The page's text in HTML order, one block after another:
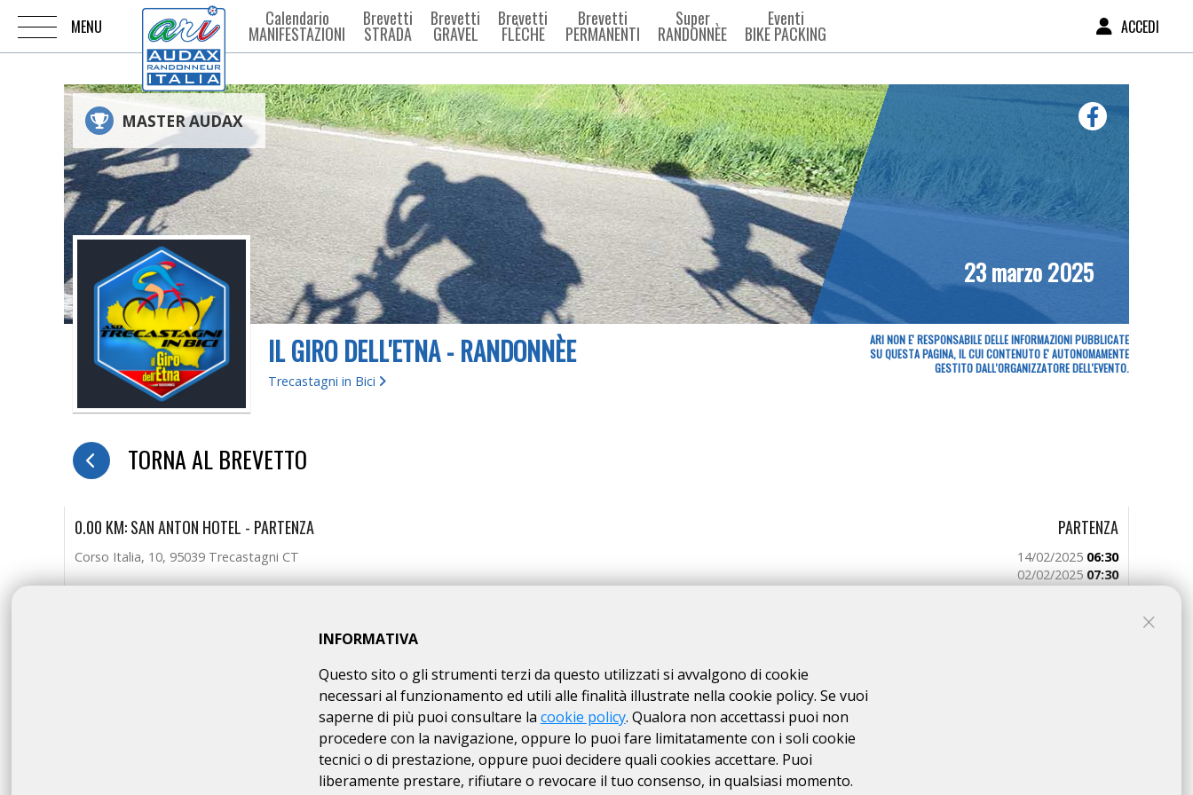
Calendario
MANIFESTAZIONI
Brevetti
STRADA
Brevetti
GRAVEL
Brevetti
FLÈCHE
Brevetti
PERMANENTI
Super
RANDONNÈE
Eventi
BIKE PACKING ACCEDI
MASTER AUDAX
23 marzo 2025
ARI NON E' RESPONSABILE DELLE INFORMAZIONI PUBBLICATE
SU QUESTA PAGINA, IL CUI CONTENUTO E' AUTONOMAMENTE
GESTITO DALL'ORGANIZZATORE DELL'EVENTO.
IL GIRO DELL'ETNA - RANDONNÈE
Trecastagni in Bici
TORNA AL BREVETTO
0.00 KM: SAN ANTON HOTEL - PARTENZA PARTENZA
Corso Italia, 10, 95039 Trecastagni CT 14/02/2025 06:30
02/02/2025 07:30
112.00 KM: SAN ANTON HOTEL - RISTORO
INFORMATIVA
Questo sito o gli strumenti terzi da questo utilizzati si avvalgono di cookie
necessari al funzionamento ed utili alle finalità illustrate nella cookie policy. Se vuoi
saperne di più puoi consultare la cookie policy. Qualora non accettassi puoi non
procedere con la navigazione, oppure lo puoi fare limitatamente con i soli cookie
tecnici o di prestazione, oppure puoi decidere quali cookies accettare. Puoi
liberamente prestare, rifiutare o revocare il tuo consenso, in qualsiasi momento.